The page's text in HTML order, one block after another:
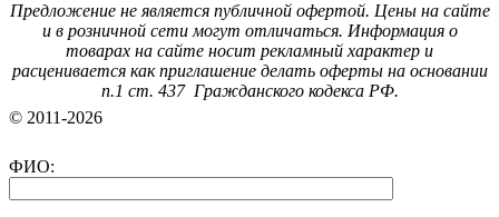
Предложение не является публичной офертой. Цены на сайте
и в розничной сети могут отличаться. Информация о
товарах на сайте носит рекламный характер и
расценивается как приглашение делать оферты на основании
п.1 ст. 437 Гражданского кодекса РФ.
© 2011-2026
ФИО: